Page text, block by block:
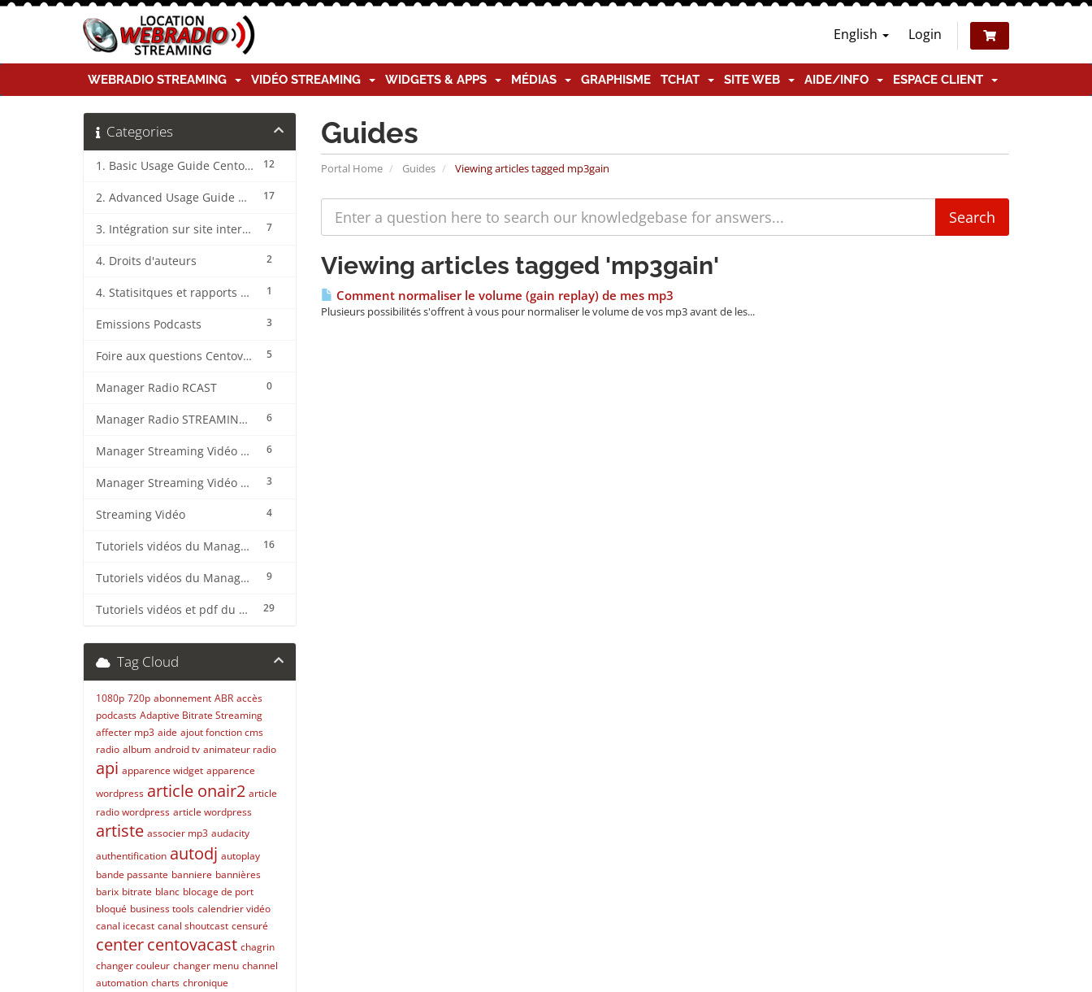
English Login
WEBRADIO STREAMING VIDÉO STREAMING WIDGETS & APPS MÉDIAS GRAPHISME TCHAT SITE WEB AIDE/INFO ESPACE CLIENT
Guides
Portal Home Guides Viewing articles tagged mp3gain
Categories
12
1. Basic Usage Guide CentovaCast
17
2. Advanced Usage Guide CentovaCast
7
3. Intégration sur site internet CentovaCast
2
4. Droits d'auteurs
1
4. Statisitques et rapports CentovaCast
3
Emissions Podcasts
5
Foire aux questions CentovaCast
0
Manager Radio RCAST
6
Manager Radio STREAMING CENTER
6
Manager Streaming Vidéo TVMCP
3
Manager Streaming Vidéo VDO
4
Streaming Vidéo
16
Tutoriels vidéos du Manager Radio CentovaCast
9
Tutoriels vidéos du Manager Radio STREAMING CENTER
29
Tutoriels vidéos et pdf du CMS Radio Wordpress + OnAir2/Pro.Radio
Viewing articles tagged 'mp3gain'
Comment normaliser le volume (gain replay) de mes mp3
Plusieurs possibilités s'offrent à vous pour normaliser le volume de vos mp3 avant de les...
Tag Cloud
1080p 720p abonnement ABR accès
podcasts Adaptive Bitrate Streaming
affecter mp3 aide ajout fonction cms
radio album android tv animateur radio
api apparence widget apparence
wordpress article onair2 article
radio wordpress article wordpress
artiste associer mp3 audacity
authentification autodj autoplay
bande passante banniere bannières
barix bitrate blanc blocage de port
bloqué business tools calendrier vidéo
canal icecast canal shoutcast censuré
centercentovacast chagrin
changer couleur changer menu channel
automation charts chronique